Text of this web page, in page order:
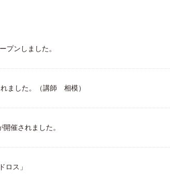
ンしました。
ました。（講師 相模）
催されました。
ス」